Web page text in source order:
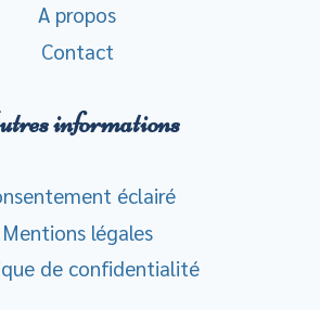
A propos
Contact
informations
éclairé
Mentions légales
de confidentialité